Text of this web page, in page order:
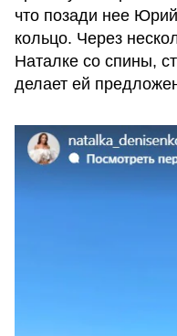
что позади нее
кольцо. Через
Наталке со спины,
делает ей